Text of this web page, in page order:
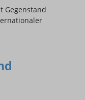
Gegenstand